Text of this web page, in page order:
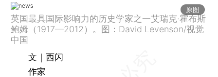
原图
英国最具国际影响力的历史学家之一艾瑞克·霍布斯
鲍姆（1917—2012）。图：David Levenson/视觉
中国
文｜西闪
作家